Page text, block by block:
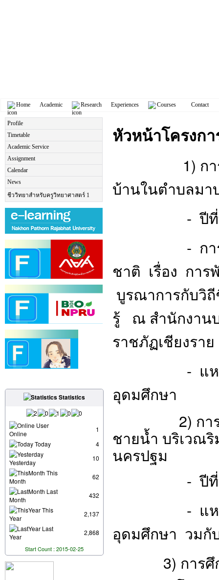
Home Academic Research Experiences Courses Contact
Profile
Timetable
Academic Service
Assignment
Calendar
News
ชีววิทยาสำหรับครูวิทยาศาสตร์ 1
Statistics
User
Online
1
Today
4
Yesterday
10
This
Month
62
Last
Month
432
This
Year
2,137
Last
Year
2,868
Start Count : 2015-02-25
หัวหน้าโครงกา
1) การอนุรั
บ้านในตำบลม
- ปีที่พิม
- การเผ
ชาติ เรื่อง การ
บูรณาการกับวิ
รู้ ณ สำนักงาน
ราชภัฏเชียงร
- แหล่งทุน
อุดมศึกษา
2) การศึกษ
ชายน้ำ บริเวณ
นครปฐม
- ปีที่พิม
- แหล่งทุน
อุดมศึกษา วมกั
3) การศึก